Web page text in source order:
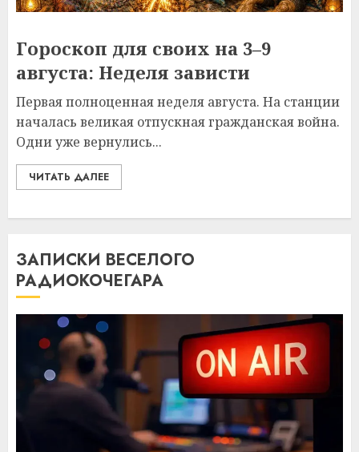
Гороскоп для своих на 3–9
августа: Неделя зависти
Первая полноценная неделя августа. На станции
началась великая отпускная гражданская война.
Одни уже вернулись...
ЧИТАТЬ ДАЛЕЕ
ЗАПИСКИ ВЕСЕЛОГО
РАДИОКОЧЕГАРА